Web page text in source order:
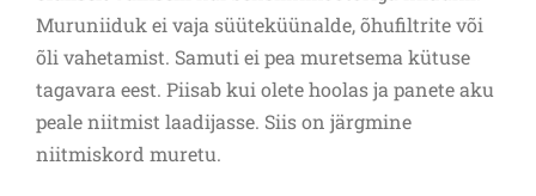
Muruniiduk ei vaja süüteküünalde, õhufiltrite või
õli vahetamist. Samuti ei pea muretsema kütuse
tagavara eest. Piisab kui olete hoolas ja panete aku
peale niitmist laadijasse. Siis on järgmine
niitmiskord muretu.